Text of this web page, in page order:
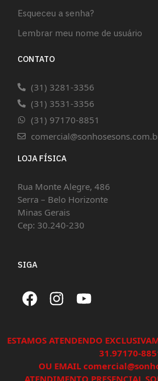
Esqueceu a senha?
Lembrar meu nome de usuário
CONTATO
(31) 3281-3356
(31) 3531-3356
(31) 97170-8851
LOJA FÍSICA
Rua Monte Alegre, 486
Serra – Belo Horizonte
Minas Gerais
Cep: 30.240-230
SIGA
ESTAMOS ATENDENDO
31.97170-
OU EMAIL